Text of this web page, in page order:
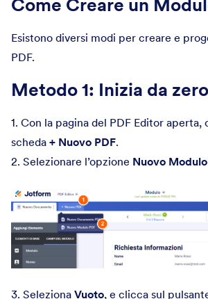
Come Creare un
Esistono diversi modi per creare e
PDF.
Metodo 1: Inizia da zero
1. Con la pagina del PDF Editor aperta,
scheda + Nuovo PDF.
2. Selezionare l’opzione Nuovo
3. Seleziona Vuoto, e clicca sul